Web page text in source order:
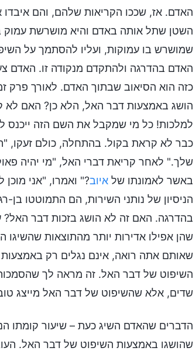
האדם. אז, שככו הקריאות שלהם, והם
השטן שתל אותה באדם והיא מושרשת עמוק
שמושרש בו עמוקות, ועליו להסתמך על
האדם בהדרגה ולהתקדם מנקודה זו. האדם
כזה הוא הסיאוב שבתוך האדם. לאורך פרק
הושג באמצעות דבר האל, הלא כן? האם לא
למלכות! כל מי שמקבל את השם הזה ייכנס
כבר לא קראת בקול. בהתחלה, כולם זעקו,
שלך." לאחר קריאת דברי האל, "מי יהיה
באשר לאמונתו שלאיוב?" ואמרו, "אני
הניסיון של נותני השירות, הם התמוטטו
בהדרגה. האם זה לא הושג בזכות דבר האל?
שהן אפילו אדירות יותר מהתוצאות
שאותם אתה רואה, אינם נגלים רק באמצעות
השיפוט של דבר האל. זה מראה לך שהסמכות
שדים, אלא שהשיפוט של דבר האל מייצג
הדברים שהאדם השיג כעת – שיעור קומתו
שהושגו באמצעות השיפוט של דבר האל.